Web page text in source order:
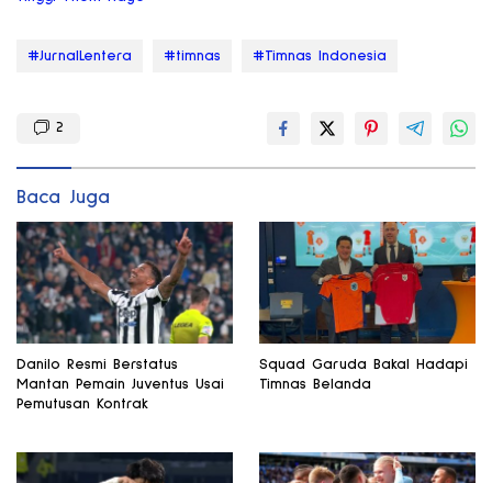
#JurnalLentera #timnas #Timnas Indonesia
2
Baca Juga
Danilo Resmi Berstatus
Mantan Pemain Juventus Usai
Pemutusan Kontrak
Squad Garuda Bakal Hadapi
Timnas Belanda